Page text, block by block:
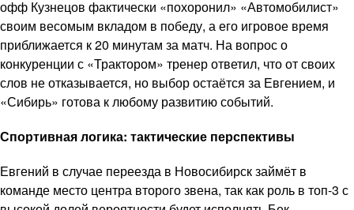
офф Кузнецов фактически «похоронил» «Автомобилист»
своим весомым вкладом в победу, а его игровое время
приближается к 20 минутам за матч. На вопрос о
конкуренции с «Трактором» тренер ответил, что от своих
слов не отказывается, но выбор остаётся за Евгением, и
«Сибирь» готова к любому развитию событий.
Спортивная логика: тактические перспективы
Евгений в случае переезда в Новосибирск займёт в
команде место центра второго звена, так как роль в топ-3 с